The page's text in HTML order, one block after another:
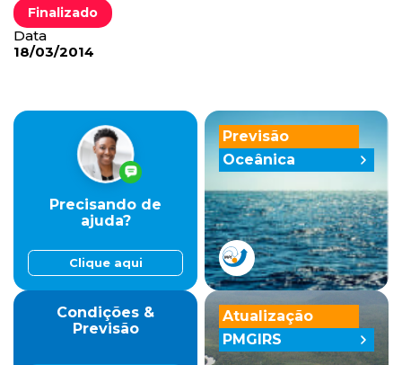
Finalizado
Data
18/03/2014
Previsão
Oceânica
Precisando de
ajuda?
Clique aqui
Condições &
Previsão
Atualização
PMGIRS